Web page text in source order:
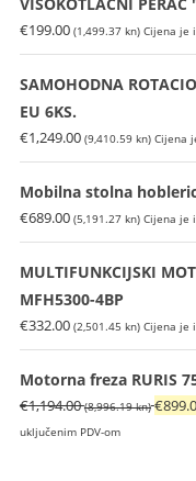
€199.00 (1,499.37 kn) Cijena je
SAMOHODNA
EU 6KS.
€1,249.00 (9,410.59 kn) Cijena
Mobilna stolna
€689.00 (5,191.27 kn) Cijena je
MULTIFUNKCIJSKI
MFH5300-4BP
€332.00 (2,501.45 kn) Cijena je
Motorna freza RURIS
€1,194.00 (8,996.19 kn) €
uključenim PDV-om